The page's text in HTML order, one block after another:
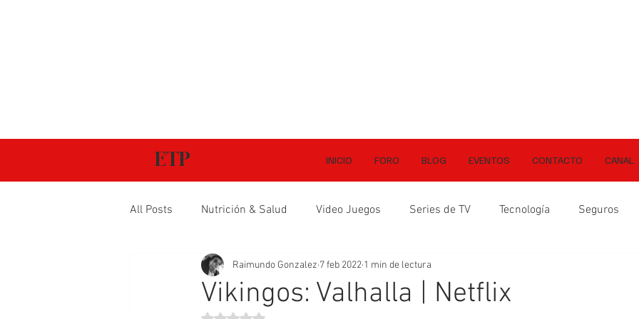
INICIO FORO BLOG EVENTOS CONTACTO CANAL
ETP
All Posts Nutrición & Salud Video Juegos Series de TV Tecnología Seguros
Vikingos: Valhalla | Netflix
Raimundo Gonzalez 7 feb 2022 1 min de lectura